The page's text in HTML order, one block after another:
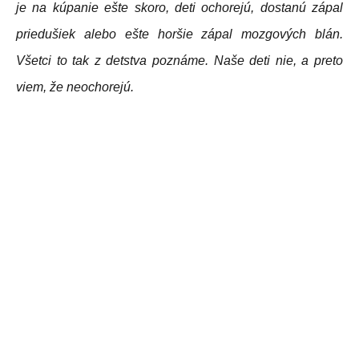
je na kúpanie ešte skoro, deti ochorejú, dostanú zápal
priedušiek alebo ešte horšie zápal mozgových blán.
Všetci to tak z detstva poznáme. Naše deti nie, a preto
viem, že neochorejú.